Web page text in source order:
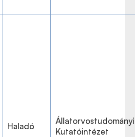
Haladó
Állatorvostudományi
Kutatóintézet